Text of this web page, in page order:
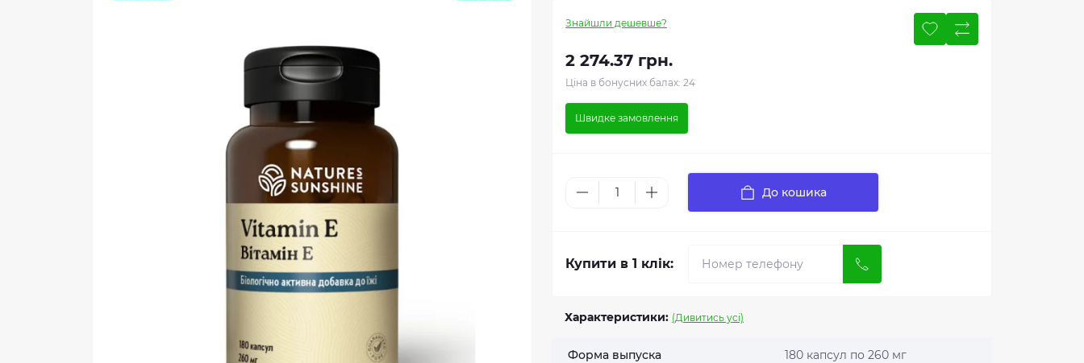
Знайшли дешевше?
2 274.37 грн.
Ціна в бонусних балах: 24
Швидке замовлення
До кошика
Купити в 1 клік:
Характеристики: (Дивитись усі)
Форма выпуска 180 капсул по 260 мг